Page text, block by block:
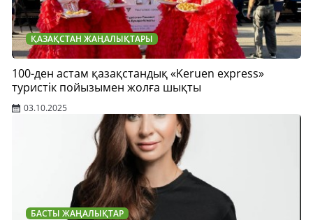
ҚАЗАҚСТАН ЖАҢАЛЫҚТАРЫ
100-ден астам қазақстандық «Keruen express»
туристік пойызымен жолға шықты
03.10.2025
БАСТЫ ЖАҢАЛЫҚТАР